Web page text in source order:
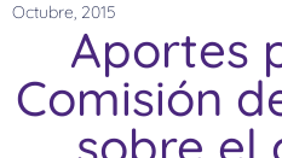
Octubre, 2015
Aportes
Comisión